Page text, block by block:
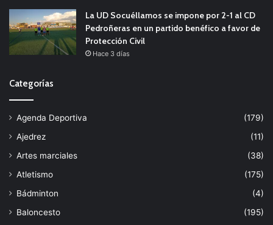
La UD Socuéllamos se impone por 2-1 al CD
Pedroñeras en un partido benéfico a favor de
Protección Civil
Hace 3 días
Categorías
Agenda Deportiva
(179)
Ajedrez
(11)
Artes marciales
(38)
Atletismo
(175)
Bádminton
(4)
Baloncesto
(195)